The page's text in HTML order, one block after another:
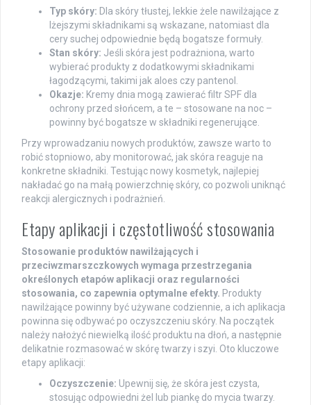
Typ skóry: Dla skóry tłustej, lekkie żele nawilżające z
lżejszymi składnikami są wskazane, natomiast dla
cery suchej odpowiednie będą bogatsze formuły.
Stan skóry: Jeśli skóra jest podrażniona, warto
wybierać produkty z dodatkowymi składnikami
łagodzącymi, takimi jak aloes czy pantenol.
Okazje: Kremy dnia mogą zawierać filtr SPF dla
ochrony przed słońcem, a te – stosowane na noc –
powinny być bogatsze w składniki regenerujące.
Przy wprowadzaniu nowych produktów, zawsze warto to
robić stopniowo, aby monitorować, jak skóra reaguje na
konkretne składniki. Testując nowy kosmetyk, najlepiej
nakładać go na małą powierzchnię skóry, co pozwoli uniknąć
reakcji alergicznych i podrażnień.
Etapy aplikacji i częstotliwość stosowania
Stosowanie produktów nawilżających i
przeciwzmarszczkowych wymaga przestrzegania
określonych etapów aplikacji oraz regularności
stosowania, co zapewnia optymalne efekty. Produkty
nawilżające powinny być używane codziennie, a ich aplikacja
powinna się odbywać po oczyszczeniu skóry. Na początek
należy nałożyć niewielką ilość produktu na dłoń, a następnie
delikatnie rozmasować w skórę twarzy i szyi. Oto kluczowe
etapy aplikacji:
Oczyszczenie: Upewnij się, że skóra jest czysta,
stosując odpowiedni żel lub piankę do mycia twarzy.